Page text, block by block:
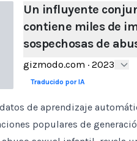
Un influyente
contiene miles de
sospechosas de
gizmodo.com · 2023
Traducido por IA
de aprendizaje
populares de